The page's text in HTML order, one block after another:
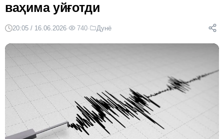
ваҳима уйғотди
20:05 / 16.06.2026· 740· Дунё